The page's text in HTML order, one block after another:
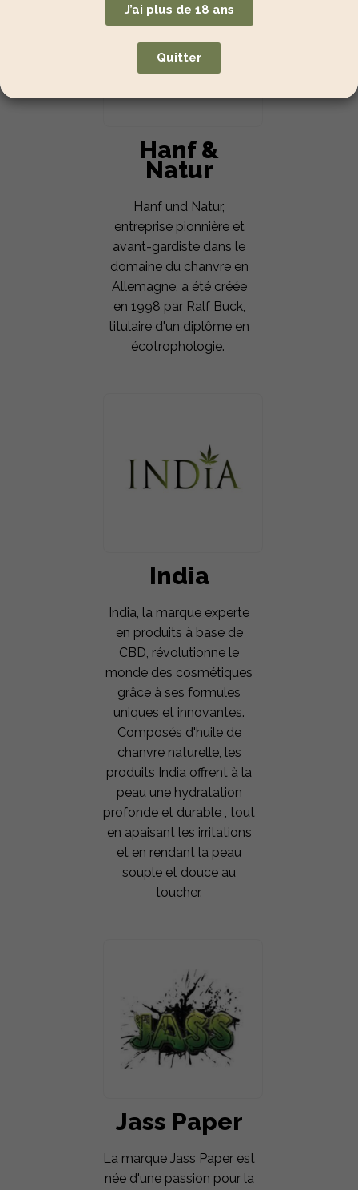
J’ai plus de 18 ans
Quitter
Hanf &
Natur
Hanf und Natur,
entreprise pionnière et
avant-gardiste dans le
domaine du chanvre en
Allemagne, a été créée
en 1998 par Ralf Buck,
titulaire d'un diplôme en
écotrophologie.
India
India, la marque experte
en produits à base de
CBD, révolutionne le
monde des cosmétiques
grâce à ses formules
uniques et innovantes.
Composés d'huile de
chanvre naturelle, les
produits India offrent à la
peau une hydratation
profonde et durable , tout
en apaisant les irritations
et en rendant la peau
souple et douce au
toucher.
Jass Paper
La marque Jass Paper est
née d'une passion pour la